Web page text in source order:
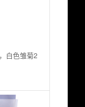
白色雏菊2